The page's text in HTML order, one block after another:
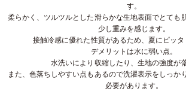
す。
柔らかく、ツルツルとした滑らかな生地表面でとても
少し重みを感じます。
接触冷感に優れた性質があるため、夏にピッタ
デメリットは水に弱い点。
水洗いにより収縮したり、生地の強度が
また、色落ちしやすい点もあるので洗濯表示をしっか
必要があります。